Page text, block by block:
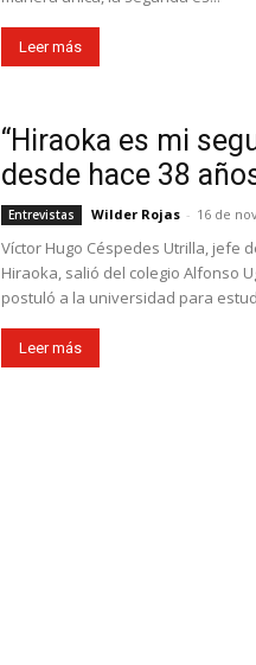
Leer más
“Hiraoka es mi
desde hace 38
Entrevistas Wilder Rojas - 16 de
Víctor Hugo Céspedes Utrilla, jefe
Hiraoka, salió del colegio Alfonso
postuló a la universidad para
Leer más